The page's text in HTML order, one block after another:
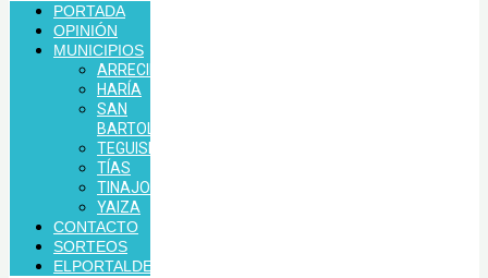
PORTADA
OPINIÓN
MUNICIPIOS
ARRECIFE
HARÍA
SAN
BARTOLOMÉ
TEGUISE
TÍAS
TINAJO
YAIZA
CONTACTO
SORTEOS
ELPORTALDELANZAROTE.COM